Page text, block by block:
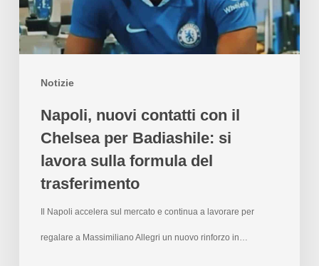
Notizie
Napoli, nuovi contatti con il
Chelsea per Badiashile: si
lavora sulla formula del
trasferimento
Il Napoli accelera sul mercato e continua a lavorare per
regalare a Massimiliano Allegri un nuovo rinforzo in…